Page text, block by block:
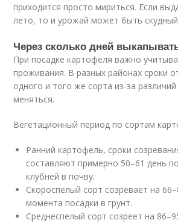
приходится просто мириться. Если
лето, то и урожай может быть
Через сколько дней
При посадке картофеля важно
проживания. В разных районах сроки
одного и того же сорта из-за
меняться.
Вегетационный период по сортам
Ранний картофель, сроки
составляют примерно 50–61 день
клубней в почву.
Скороспелый сорт созревает на
момента посадки в грунт.
Среднеспелый сорт созреет на